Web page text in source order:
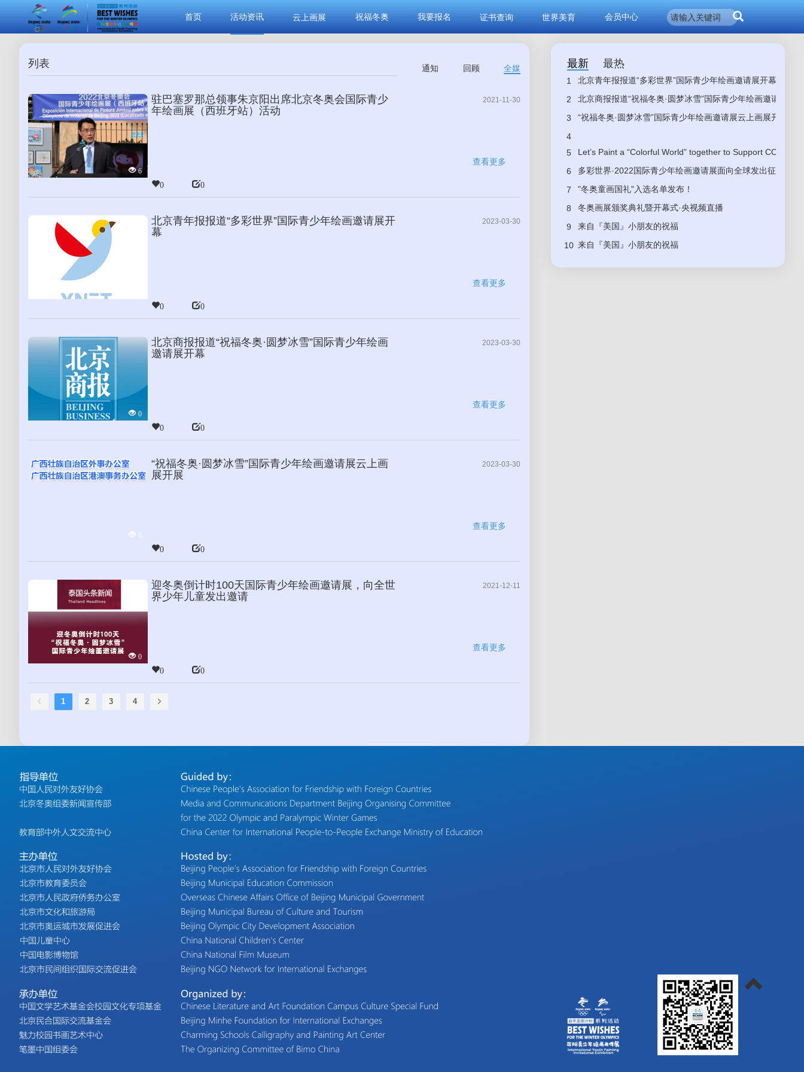
首页 活动资讯 云上画展 祝福冬奥 我要报名 证书查询 世界美育 会员中心
列表 通知 回顾 全媒
6
驻巴塞罗那总领事朱京阳出席北京冬奥会国际青少
年绘画展（西班牙站）活动
0 0
2021-11-30
查看更多
北京青年报报道“多彩世界”国际青少年绘画邀请展开
幕
0 0
2023-03-30
查看更多
0
北京商报报道“祝福冬奥·圆梦冰雪”国际青少年绘画
邀请展开幕
0 0
2023-03-30
查看更多
0
“祝福冬奥·圆梦冰雪”国际青少年绘画邀请展云上画
展开展
0 0
2023-03-30
查看更多
0
迎冬奥倒计时100天国际青少年绘画邀请展，向全世
界少年儿童发出邀请
0 0
2021-12-11
查看更多
1 2 3 4
最新 最热
1
北京青年报报道“多彩世界”国际青少年绘画邀请展开幕
2
北京商报报道“祝福冬奥·圆梦冰雪”国际青少年绘画邀请展开幕
3
“祝福冬奥·圆梦冰雪”国际青少年绘画邀请展云上画展开展
4
5
Let’s Paint a “Colorful World” together to Support COP15
6
多彩世界·2022国际青少年绘画邀请展面向全球发出征集令
7
"冬奥童画国礼"入选名单发布！
8
冬奥画展颁奖典礼暨开幕式·央视频直播
9
来自『美国』小朋友的祝福
10 来自『美国』小朋友的祝福